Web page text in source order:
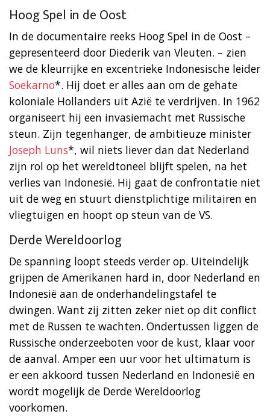
Hoog Spel in de Oost
In de documentaire reeks Hoog Spel in de Oost –
gepresenteerd door Diederik van Vleuten. – zien
we de kleurrijke en excentrieke Indonesische leider
Soekarno*. Hij doet er alles aan om de gehate
koloniale Hollanders uit Azië te verdrijven. In 1962
organiseert hij een invasiemacht met Russische
steun. Zijn tegenhanger, de ambitieuze minister
Joseph Luns*, wil niets liever dan dat Nederland
zijn rol op het wereldtoneel blijft spelen, na het
verlies van Indonesië. Hij gaat de confrontatie niet
uit de weg en stuurt dienstplichtige militairen en
vliegtuigen en hoopt op steun van de VS.
Derde Wereldoorlog
De spanning loopt steeds verder op. Uiteindelijk
grijpen de Amerikanen hard in, door Nederland en
Indonesië aan de onderhandelingstafel te
dwingen. Want zij zitten zeker niet op dit conflict
met de Russen te wachten. Ondertussen liggen de
Russische onderzeeboten voor de kust, klaar voor
de aanval. Amper een uur voor het ultimatum is
er een akkoord tussen Nederland en Indonesië en
wordt mogelijk de Derde Wereldoorlog
voorkomen.